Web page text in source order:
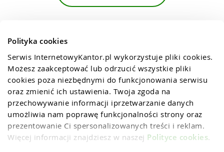
Polityka cookies
Serwis InternetowyKantor.pl wykorzystuje pliki cookies.
Możesz zaakceptować lub odrzucić wszystkie pliki
cookies poza niezbędnymi do funkcjonowania serwisu
oraz zmienić ich ustawienia. Twoja zgoda na
przechowywanie informacji iprzetwarzanie danych
umożliwia nam poprawę funkcjonalności strony oraz
prezentowanie Ci spersonalizowanych treści i reklam.
Więcej informacji znajdziesz w naszej Polityce cookies.